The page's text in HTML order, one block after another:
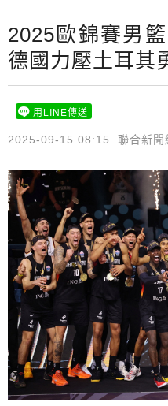
2025歐錦賽男
德國力壓土耳其
2025-09-15 08:15 聯合新
用LINE傳送